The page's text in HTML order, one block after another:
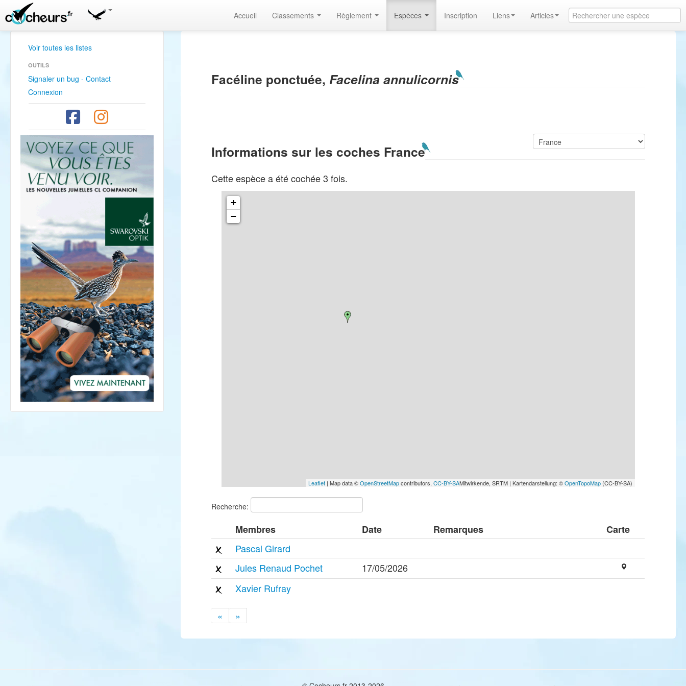
Accueil Classements Règlement Espèces Inscription Liens Articles
Voir toutes les listes
OUTILS
Signaler un bug - Contact
Connexion
Facéline ponctuée, Facelina annulicornis
Informations sur les coches France
Cette espèce a été cochée 3 fois.
+
−
Leaflet| Map data ©OpenStreetMapcontributors, CC-BY-SAMitwirkende, SRTM | Kartendarstellung: ©OpenTopoMap(CC-BY-SA)
Recherche:
Membres Date Remarques
Carte
Pascal Girard
Jules Renaud Pochet
17/05/2026
Xavier Rufray
« »